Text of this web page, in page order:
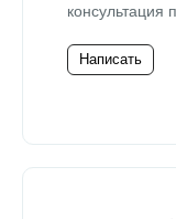
консультация
Написать